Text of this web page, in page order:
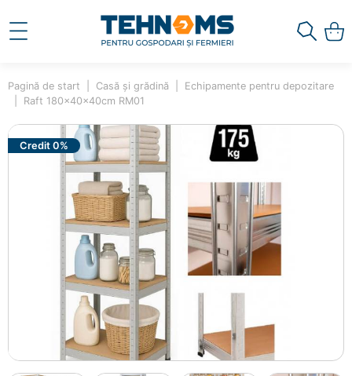
Pagină de start Casă și grădină
Echipamente pentru depozitare
Raft 180x40x40cm RM01
Credit 0%
Ai adăugat în coș
Raft 180x40x40cm RM01
59102